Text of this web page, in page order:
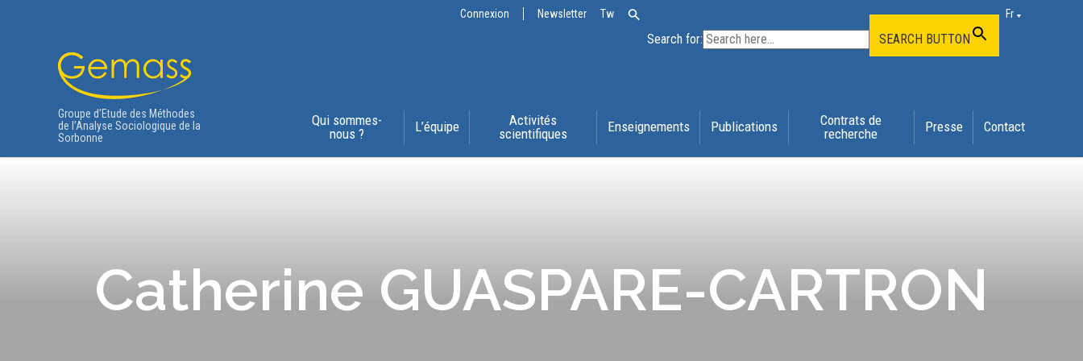
Connexion Newsletter Tw Fr
Search for: SEARCH BUTTON
Groupe d’Etude des Méthodes
de l’Analyse Sociologique de la
Sorbonne
Qui sommes-
nous ?
L’équipe
Activités
scientifiques
Enseignements Publications
Contrats de
recherche
Presse Contact
Catherine GUASPARE-CARTRON